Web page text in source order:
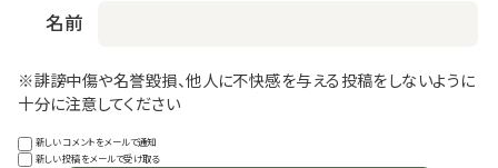
名前
※誹謗中傷や名誉毀損、他人に不快感を与える投稿をしないように
十分に注意してください
新しいコメントをメールで通知
新しい投稿をメールで受け取る